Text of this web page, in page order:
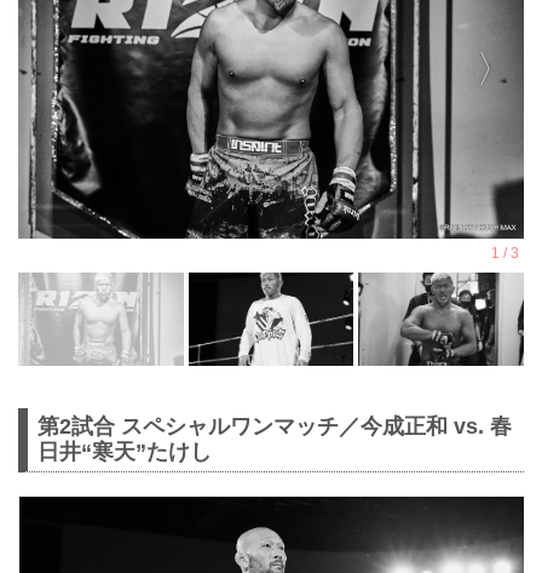
第2試合 スペシャルワンマッチ／今成正和 vs. 春
日井“寒天”たけし